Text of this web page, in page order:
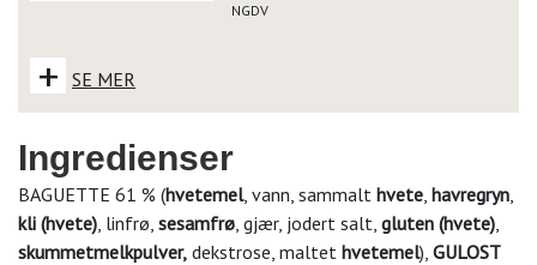
NGDV
+ SE MER
Ingredienser
BAGUETTE 61 % (hvetemel, vann, sammalt hvete, havregryn,
kli (hvete), linfrø, sesamfrø, gjær, jodert salt, gluten (hvete),
skummetmelkpulver, dekstrose, maltet hvetemel), GULOST